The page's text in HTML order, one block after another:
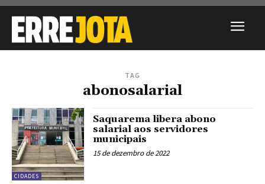
TAG
abonosalarial
CIDADES
Saquarema libera abono
salarial aos servidores
municipais
15 de dezembro de 2022